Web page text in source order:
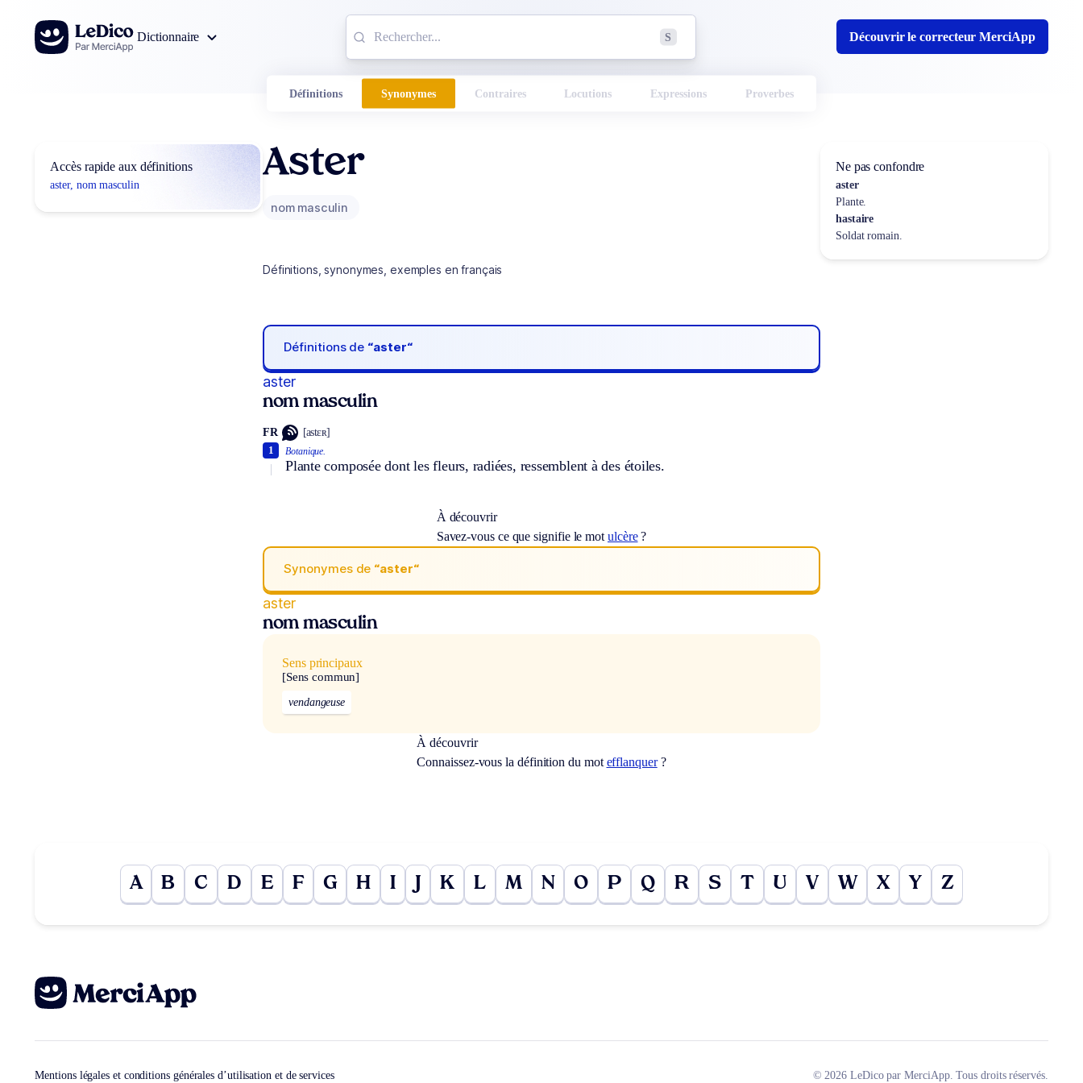
Aller au contenu
Dictionnaire
S Découvrir le correcteur MerciApp
Définitions Synonymes Contraires Locutions Expressions Proverbes
Accès rapide aux définitions
aster, nom masculin
Aster
nom masculin
Définitions, synonymes, exemples en français
Définitions de “aster“
aster
nom masculin
FR [astɛʀ]
Botanique.
Plante composée dont les fleurs, radiées, ressemblent à des étoiles.
1
À découvrir
Savez-vous ce que signifie le mot ulcère?
Synonymes de “aster“
aster
nom masculin
Sens principaux
[Sens commun]
vendangeuse
À découvrir
Connaissez-vous la définition du mot efflanquer?
Ne pas confondre
aster
Plante.
hastaire
Soldat romain.
A B C D E F G H I J K L M N O P Q R S T U V W X Y Z
Mentions légales et conditions générales d’utilisation et de services © 2026 LeDico par MerciApp. Tous droits réservés.